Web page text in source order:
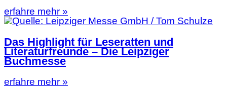
erfahre mehr »
Das Highlight für Leseratten und
Literaturfreunde – Die Leipziger
Buchmesse
erfahre mehr »